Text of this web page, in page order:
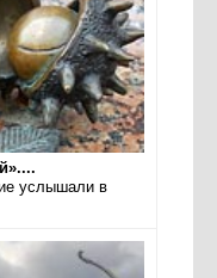
услышали в